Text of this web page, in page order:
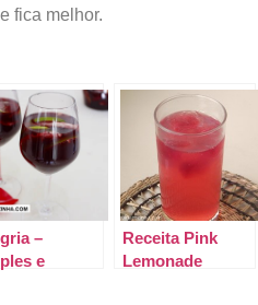
fica melhor.
–
e
Receita Pink
Lemonade